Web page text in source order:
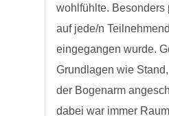
wohlfühlte. Besonders
auf jede/n
eingegangen wurde.
Grundlagen wie
der Bogenarm
dabei war immer